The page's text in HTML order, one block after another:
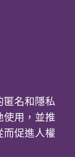
匿名和隱私
使用，並推
而促進人權